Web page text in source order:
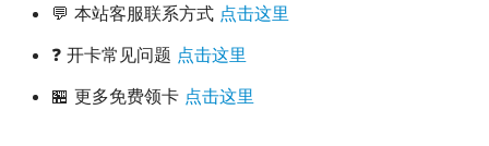
💬 本站客服联系方式 点击这里
❓ 开卡常见问题 点击这里
🏪 更多免费领卡 点击这里